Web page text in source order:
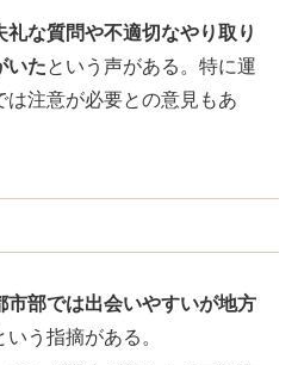
礼な質問や不適切なやり取り
いたという声がある。特に運
は注意が必要との意見もあ
市部では出会いやすいが地方
いう指摘がある。